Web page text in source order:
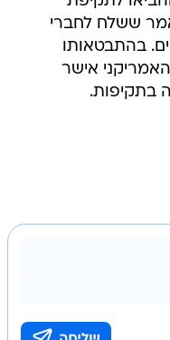
ששלח לחברי
בהתבטאותו
אישר
בתקיפות.